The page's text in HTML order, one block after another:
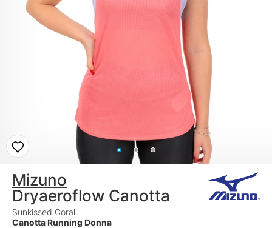
Mizuno
Dryaeroflow Canotta
Sunkissed Coral
Canotta Running Donna